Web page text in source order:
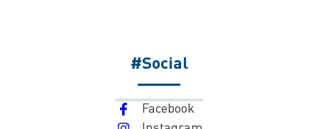
#Social
Facebook